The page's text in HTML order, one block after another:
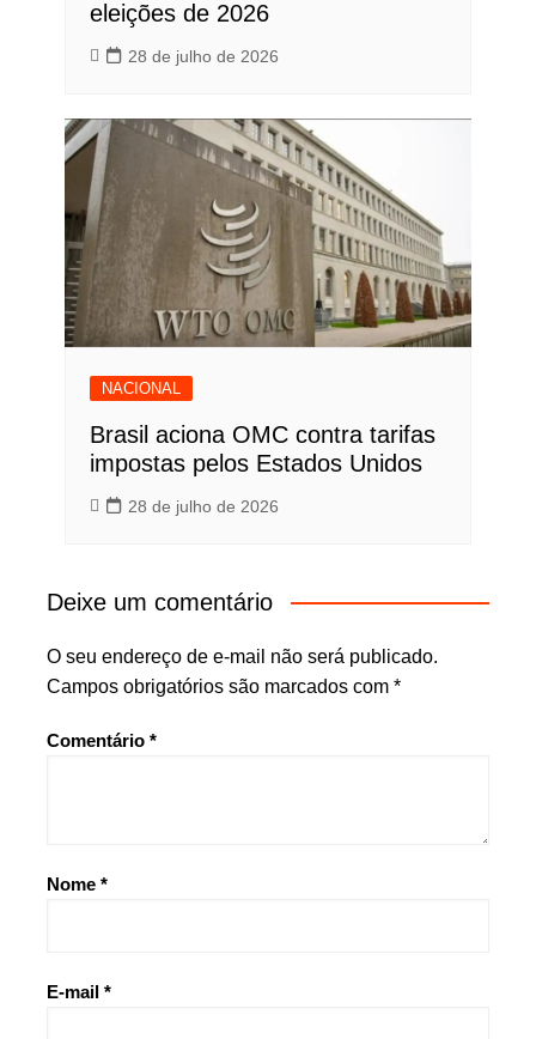
eleições de 2026
28 de julho de 2026
NACIONAL
Brasil aciona OMC contra tarifas
impostas pelos Estados Unidos
28 de julho de 2026
Deixe um comentário
O seu endereço de e-mail não será publicado.
Campos obrigatórios são marcados com *
Comentário *
Nome *
E-mail *